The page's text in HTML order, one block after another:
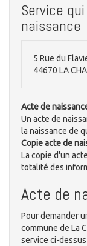
Service
naissance
5 Rue du
44670 LA
Acte de
Un acte de
la naissance de
Copie acte de
La copie d'un
totalité des
Acte de
Pour demander
commune de La
service ci-